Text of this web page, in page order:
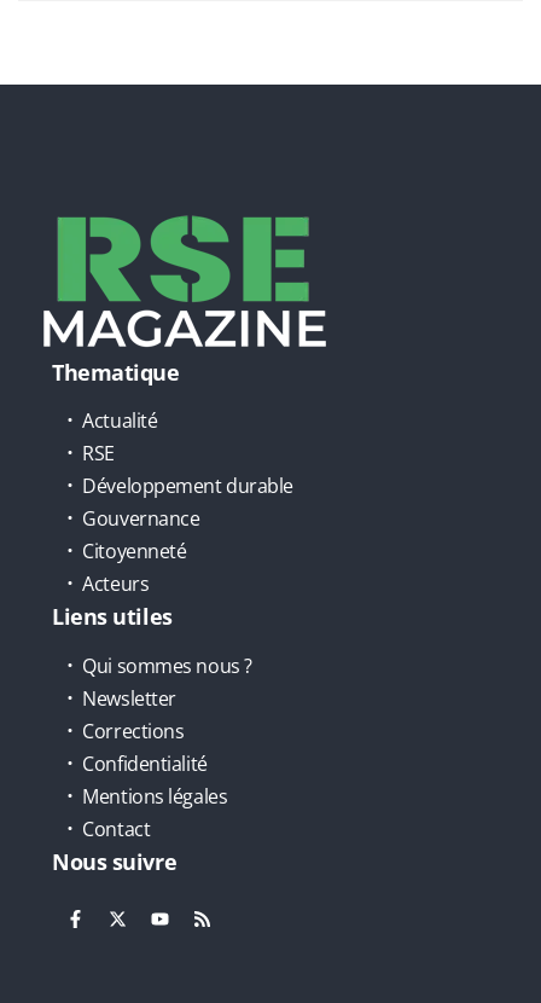
Thematique
Actualité
RSE
Développement durable
Gouvernance
Citoyenneté
Acteurs
Liens utiles
Qui sommes nous ?
Newsletter
Corrections
Confidentialité
Mentions légales
Contact
Nous suivre